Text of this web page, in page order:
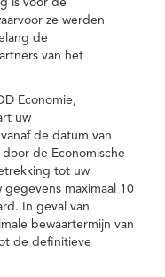
is voor de
ze werden
de
van het
Economie,
uw
de datum van
de Economische
tot uw
maximaal 10
In geval van
bewaartermijn van
de definitieve